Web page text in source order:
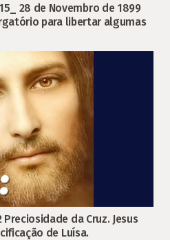
15_ 28 de Novembro de 1899
para libertar algumas
da Cruz. Jesus
de Luísa.